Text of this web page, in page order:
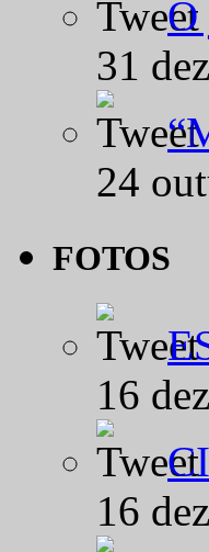
O
31
24
FOTOS
16
16